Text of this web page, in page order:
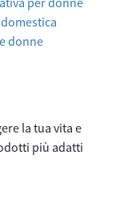
donne
la tua vita e
più adatti